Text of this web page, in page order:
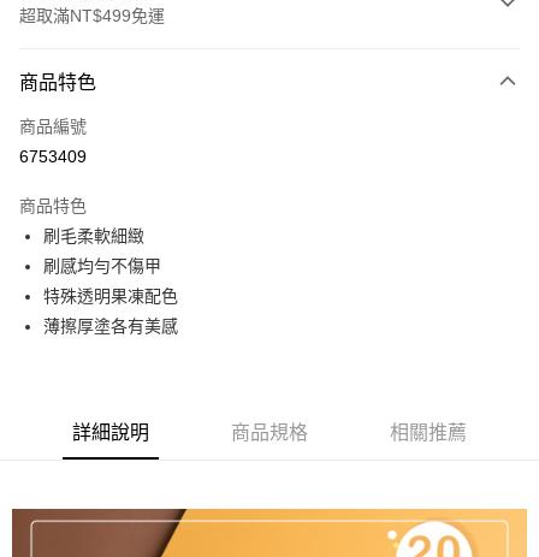
超取滿NT$499免運
信用卡一次付款
信用卡分期付款
合作金庫商業銀行
華南商業銀行
上海商業儲蓄銀行
國泰世華商業銀行
臺灣中小企業銀行
玉山商業銀行
星展（台灣）商業銀行
台新國際商業銀行
中國信託商業銀行
超商取貨付款
LINE Pay
Apple Pay
AFTEE先享後付
AFTEE先享後付是「在收到商品之後才付款」的支付方式。 讓您購物簡單
ATM付款
商品特色
商品編號
6753409
商品特色
刷毛柔軟細緻
刷感均勻不傷甲
特殊透明果凍配色
薄擦厚塗各有美感
詳細說明 商品規格 相關推薦